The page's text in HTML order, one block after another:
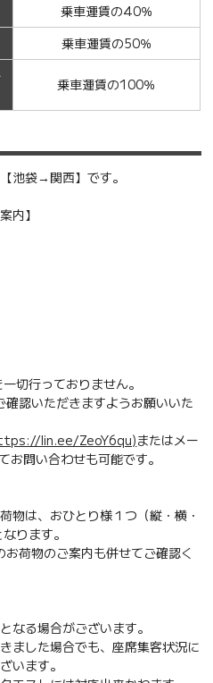
乗車運賃の40％
乗車運賃の50％
乗車運賃の100％
池袋→関西】です。
内】
切行っておりません。
確認いただきますようお願いいた
lin.ee/ZeoY6qu)またはメー
問い合わせも可能です。
物は、おひとり様１つ（縦・横・
ります。
荷物のご案内も併せてご確認く
なる場合がございます。
ました場合でも、座席集客状況に
います。